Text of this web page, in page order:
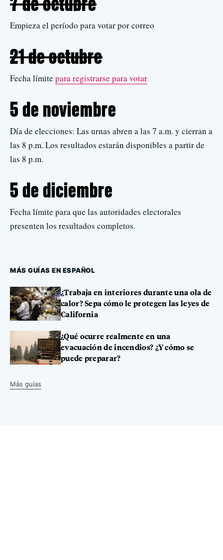
Empieza el período para votar por correo
21 de octubre
Fecha límite para registrarse para votar
5 de noviembre
Día de elecciones: Las urnas abren a las 7 a.m. y cierran a
las 8 p.m. Los resultados estarán disponibles a partir de
las 8 p.m.
5 de diciembre
Fecha límite para que las autoridades electorales
presenten los resultados completos.
MÁS GUÍAS EN ESPAÑOL
¿Trabaja en interiores durante una ola de
calor? Sepa cómo le protegen las leyes de
California
¿Qué ocurre realmente en una
evacuación de incendios? ¿Y cómo se
puede preparar?
Más guías